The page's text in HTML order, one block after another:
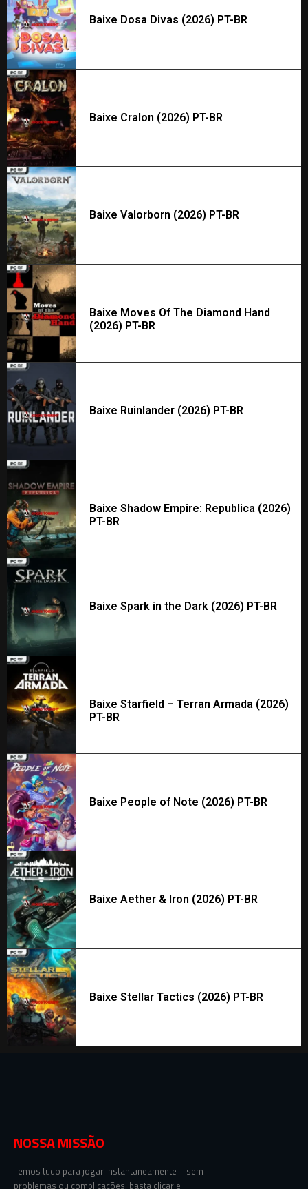
Baixe Dosa Divas (2026) PT-BR
Baixe Cralon (2026) PT-BR
Baixe Valorborn (2026) PT-BR
Baixe Moves Of The Diamond Hand
(2026) PT-BR
Baixe Ruinlander (2026) PT-BR
Baixe Shadow Empire: Republica (2026)
PT-BR
Baixe Spark in the Dark (2026) PT-BR
Baixe Starfield – Terran Armada (2026)
PT-BR
Baixe People of Note (2026) PT-BR
Baixe Aether & Iron (2026) PT-BR
Baixe Stellar Tactics (2026) PT-BR
NOSSA MISSÃO
Temos tudo para jogar instantaneamente – sem
problemas ou complicações, basta clicar e